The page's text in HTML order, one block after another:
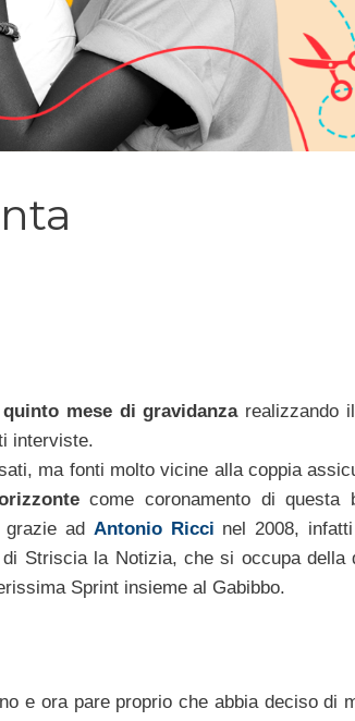
mese di gravidanzarealizzando
interviste.
ma fonti molto vicine alla coppia
come coronamento di questa
ad Antonio Ricci nel 2008,
Striscia la Notizia, che si occupa della
Sprint insieme al Gabibbo.
e ora pare proprio che abbia deciso di